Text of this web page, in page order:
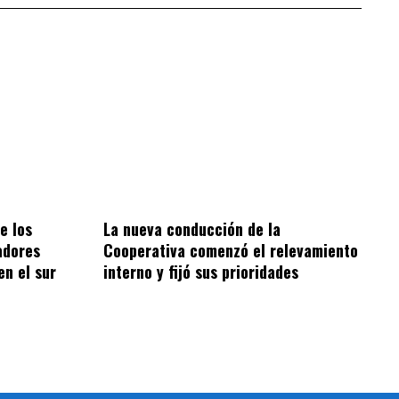
los
el sur
La nueva conducción de la
Cooperativa comenzó el relevamiento
interno y fijó sus prioridades